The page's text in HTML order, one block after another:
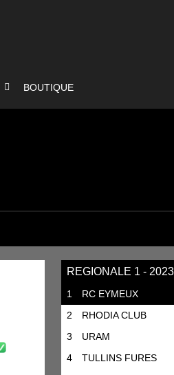
BOUTIQUE
REGIONALE 1 -
1 RC EYMEUX
2
RHODIA CLUB
3
URAM
4
TULLINS FURES